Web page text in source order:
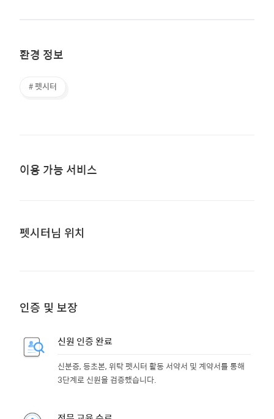
환경 정보
# 펫시터
이용 가능 서비스
펫시터님 위치
인증 및 보장
신원 인증 완료
신분증, 등초본, 위탁 펫시터 활동 서약서 및 계약서를 통해
3단계로 신원을 검증했습니다.